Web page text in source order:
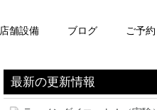
店舗設備 ブログ ご予約
最新の更新情報